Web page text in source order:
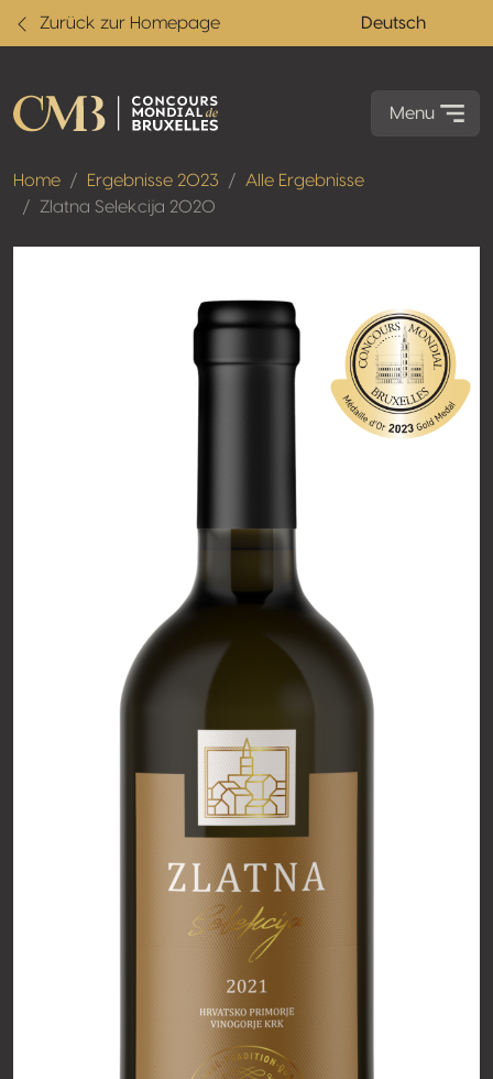
Zurück zur Homepage Deutsch
Menu
Home Ergebnisse 2023
Alle Ergebnisse
Zlatna Selekcija 2020